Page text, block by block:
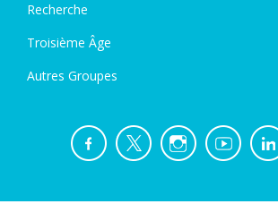
Recherche
Troisième Âge
Autres Groupes